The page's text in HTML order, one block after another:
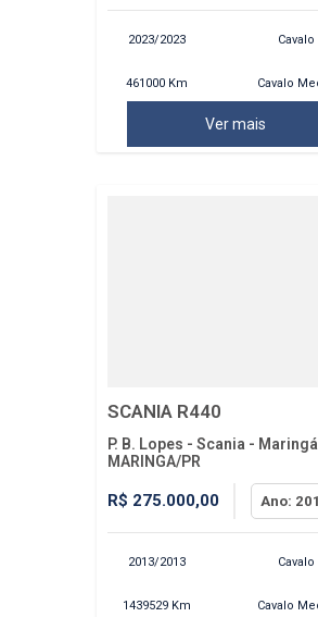
2023/2023 Cavalo
461000 Km Cavalo
Ver mais
SCANIA R440
P. B. Lopes - Scania -
MARINGA/PR
R$ 275.000,00 Ano:
2013/2013 Cavalo
1439529 Km Cavalo